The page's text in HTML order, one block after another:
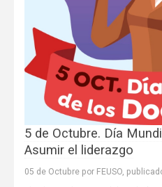
5 de Octubre. Día
Asumir el liderazgo
05 de Octubre por FEUSO,